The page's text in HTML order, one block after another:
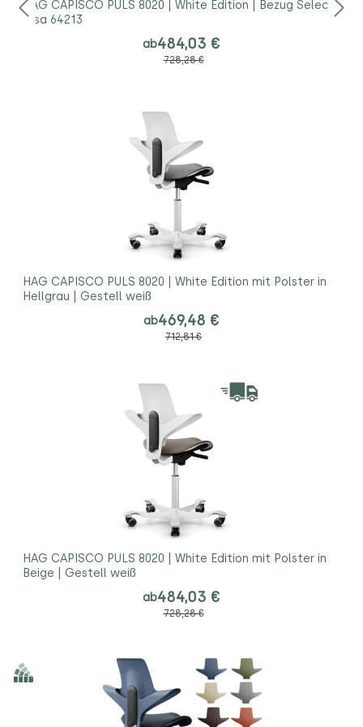
HAG CAPISCO PULS 8020 | White Edition | Bezug Select
rosa 64213
ab484,03 €
728,28 €
HAG CAPISCO PULS 8020 | White Edition mit Polster in
Hellgrau | Gestell weiß
ab469,48 €
712,81 €
HAG CAPISCO PULS 8020 | White Edition mit Polster in
Beige | Gestell weiß
ab484,03 €
728,28 €